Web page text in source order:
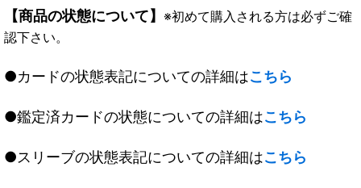
【商品の状態について】 ※初めて購入される方は必ずご確
認下さい。
●カードの状態表記についての詳細はこちら
●鑑定済カードの状態についての詳細はこちら
●スリーブの状態表記についての詳細はこちら